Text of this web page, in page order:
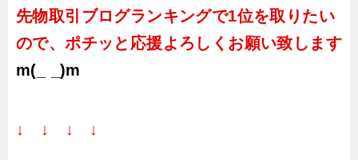
先物取引ブログランキングで1位を取りたい
ので、ポチッと応援よろしくお願い致します
m(_ _)m
↓ ↓ ↓ ↓